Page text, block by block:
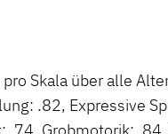
Skala über alle
.82, Expressive